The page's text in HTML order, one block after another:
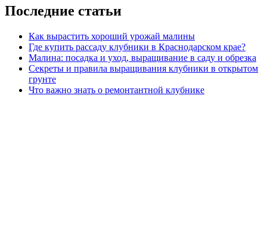
Последние статьи
Как вырастить хороший урожай малины
Где купить рассаду клубники в Краснодарском крае?
Малина: посадка и уход, выращивание в саду и обрезка
Секреты и правила выращивания клубники в открытом
грунте
Что важно знать о ремонтантной клубнике